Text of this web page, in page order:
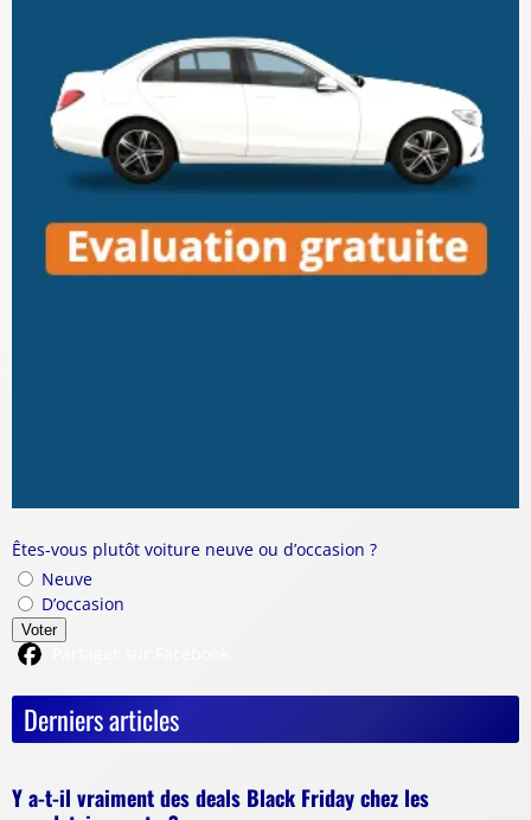
Êtes-vous plutôt voiture neuve ou d’occasion ?
Neuve
D’occasion
Voter
Derniers articles
Y a-t-il vraiment des deals Black Friday chez les